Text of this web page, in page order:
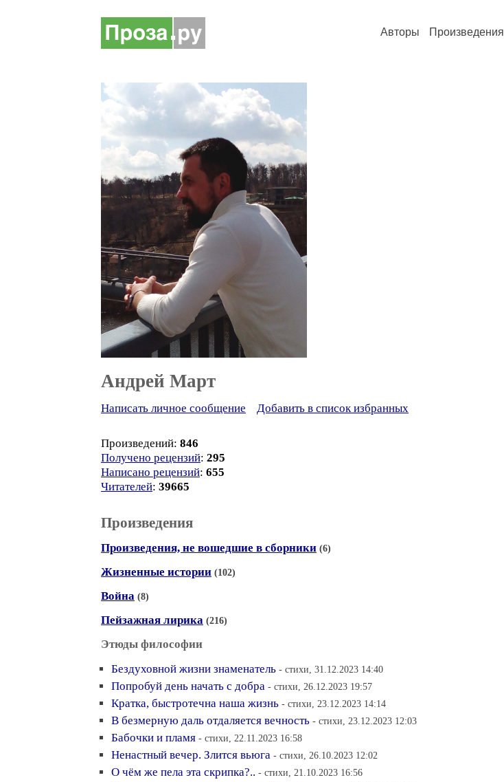
Авторы Произведения
Андрей Март
Написать личное сообщение Добавить в список избранных
Произведений: 846
Получено рецензий: 295
Написано рецензий: 655
Читателей: 39665
Произведения
Произведения, не вошедшие в сборники (6)
Жизненные истории (102)
Война (8)
Пейзажная лирика (216)
Этюды философии
Бездуховной жизни знаменатель - стихи, 31.12.2023 14:40
Попробуй день начать с добра - стихи, 26.12.2023 19:57
Кратка, быстротечна наша жизнь - стихи, 23.12.2023 14:14
В безмерную даль отдаляется вечность - стихи, 23.12.2023 12:03
Бабочки и пламя - стихи, 22.11.2023 16:58
Ненастный вечер. Злится вьюга - стихи, 26.10.2023 12:02
О чём же пела эта скрипка?.. - стихи, 21.10.2023 16:56